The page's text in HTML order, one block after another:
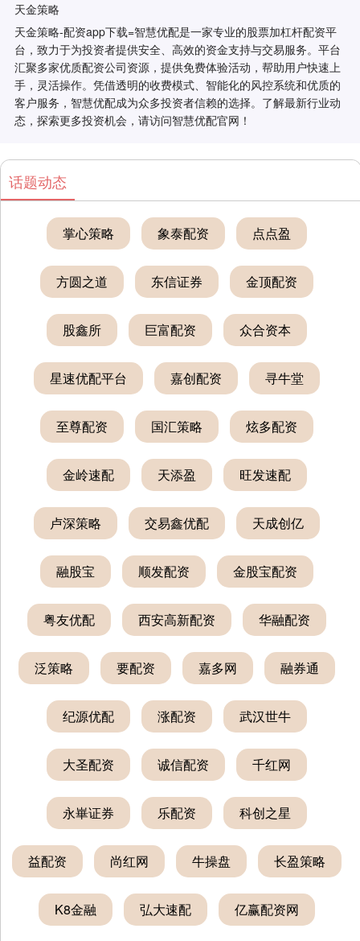
天金策略
天金策略-配资app下载=智慧优配是一家专业的股票加杠杆配资平
台，致力于为投资者提供安全、高效的资金支持与交易服务。平台
汇聚多家优质配资公司资源，提供免费体验活动，帮助用户快速上
手，灵活操作。凭借透明的收费模式、智能化的风控系统和优质的
客户服务，智慧优配成为众多投资者信赖的选择。了解最新行业动
态，探索更多投资机会，请访问智慧优配官网！
话题动态
掌心策略 象泰配资 点点盈
方圆之道 东信证券 金顶配资
股鑫所 巨富配资 众合资本
星速优配平台 嘉创配资 寻牛堂
至尊配资 国汇策略 炫多配资
金岭速配 天添盈 旺发速配
卢深策略 交易鑫优配 天成创亿
融股宝 顺发配资 金股宝配资
粤友优配 西安高新配资 华融配资
泛策略 要配资 嘉多网 融券通
纪源优配 涨配资 武汉世牛
大圣配资 诚信配资 千红网
永崋证券 乐配资 科创之星
益配资 尚红网 牛操盘 长盈策略
K8金融 弘大速配 亿赢配资网